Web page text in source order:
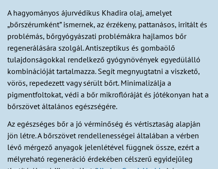
A hagyományos ájurvédikus Khadira olaj, amelyet
„bőrszérumként” ismernek, az érzékeny, pattanásos, irritált és
problémás, bőrgyógyászati problémákra hajlamos bőr
regenerálására szolgál. Antiszeptikus és gombaölő
tulajdonságokkal rendelkező gyógynövények egyedülálló
kombinációját tartalmazza. Segít megnyugtatni a viszkető,
vörös, repedezett vagy sérült bőrt. Minimalizálja a
pigmentfoltokat, védi a bőr mikroflóráját és jótékonyan hat a
bőrszövet általános egészségére.
Az egészséges bőr a jó vérminőség és vértisztaság alapján
jön létre. A bőrszövet rendellenességei általában a vérben
lévő mérgező anyagok jelenlétével függnek össze, ezért a
mélyreható regeneráció érdekében célszerű egyidejűleg